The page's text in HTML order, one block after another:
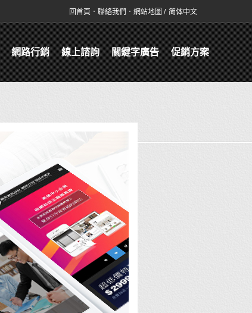
简体中文
網站地圖 /
聯絡我們 ．
回首頁 ．
網路行銷 線上諮詢 關鍵字廣告 促銷方案